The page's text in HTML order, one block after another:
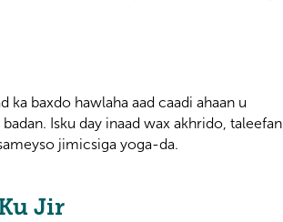
ka baxdo hawlaha aad caadi ahaan u
Isku day inaad wax akhrido, taleefan
jimicsiga yoga-da.
Jir